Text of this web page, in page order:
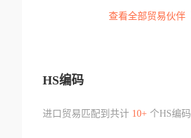
查看全部贸易伙伴
HS编码
进口贸易匹配到共计 10+个HS编码